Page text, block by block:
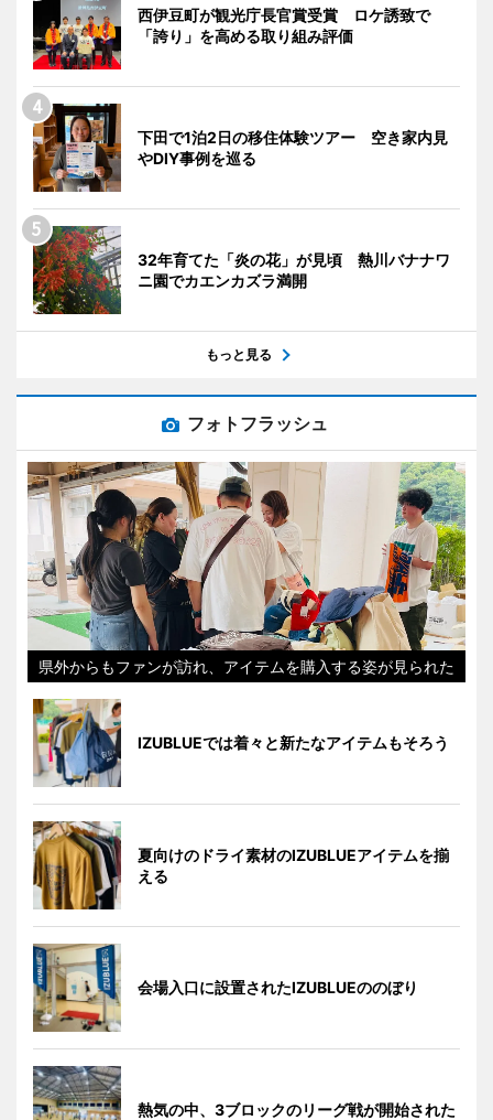
西伊豆町が観光庁長官賞受賞 ロケ誘致で
「誇り」を高める取り組み評価
下田で1泊2日の移住体験ツアー 空き家内見
やDIY事例を巡る
32年育てた「炎の花」が見頃 熱川バナナワ
ニ園でカエンカズラ満開
もっと見る
フォトフラッシュ
県外からもファンが訪れ、アイテムを購入する姿が見られた
IZUBLUEでは着々と新たなアイテムもそろう
夏向けのドライ素材のIZUBLUEアイテムを揃
える
会場入口に設置されたIZUBLUEののぼり
熱気の中、3ブロックのリーグ戦が開始された